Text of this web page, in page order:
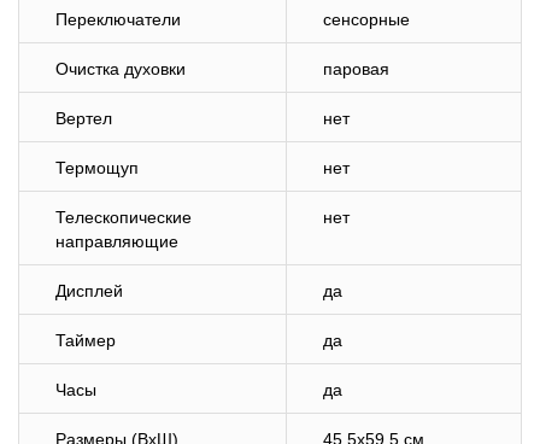
Переключатели сенсорные
Очистка духовки паровая
Вертел нет
Термощуп нет
Телескопические
направляющие
нет
Дисплей да
Таймер да
Часы да
Размеры (ВхШ) 45,5х59,5 см